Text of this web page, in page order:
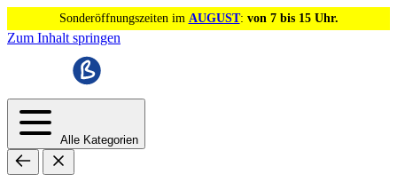
Sonderöffnungszeiten im AUGUST: von 7 bis 15 Uhr.
Zum Inhalt springen
Alle Kategorien